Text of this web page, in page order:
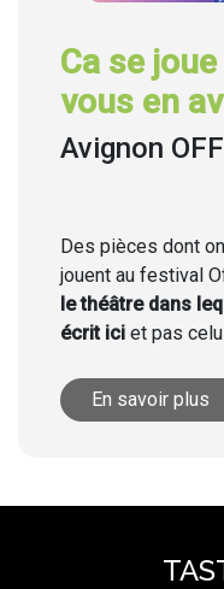
Ca se
vous en
Avignon
Des pièces dont
jouent au festival
le théâtre dans
écrit ici et pas
En savoir plus